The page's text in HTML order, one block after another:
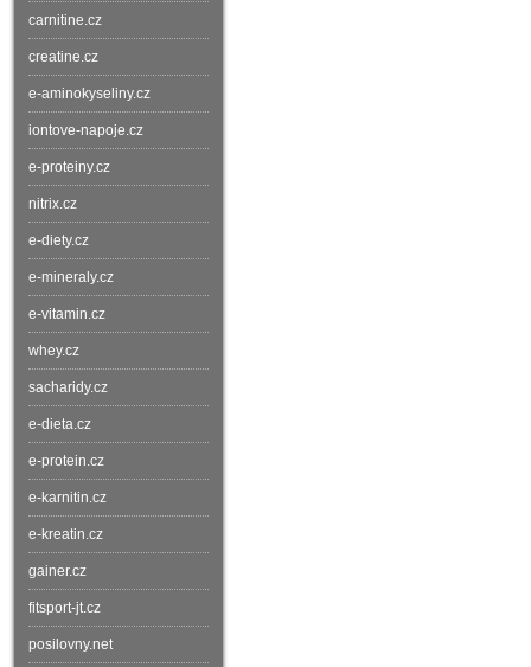
carnitine.cz
creatine.cz
e-aminokyseliny.cz
iontove-napoje.cz
e-proteiny.cz
nitrix.cz
e-diety.cz
e-mineraly.cz
e-vitamin.cz
whey.cz
sacharidy.cz
e-dieta.cz
e-protein.cz
e-karnitin.cz
e-kreatin.cz
gainer.cz
fitsport-jt.cz
posilovny.net